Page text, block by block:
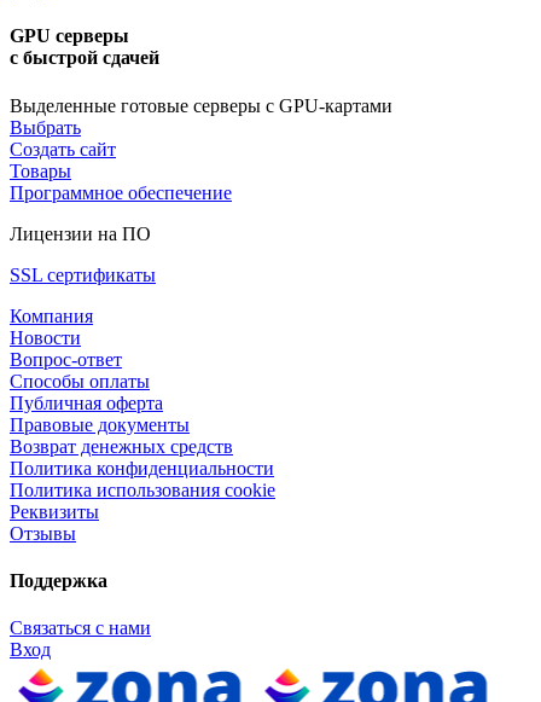
GPU серверы
с быстрой сдачей
Выделенные готовые серверы с GPU-картами
Выбрать
Создать сайт
Товары
Программное обеспечение
Лицензии на ПО
SSL сертификаты
Компания
Новости
Вопрос-ответ
Способы оплаты
Публичная оферта
Правовые документы
Возврат денежных средств
Политика конфиденциальности
Политика использования cookie
Реквизиты
Отзывы
Поддержка
Связаться с нами
Вход